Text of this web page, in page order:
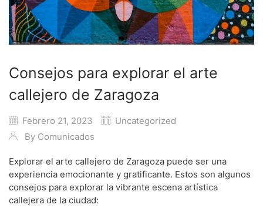
Consejos para explorar el arte
callejero de Zaragoza
Febrero 21, 2023
Uncategorized
By Comunicados
Explorar el arte callejero de Zaragoza puede ser una
experiencia emocionante y gratificante. Estos son algunos
consejos para explorar la vibrante escena artística
callejera de la ciudad: